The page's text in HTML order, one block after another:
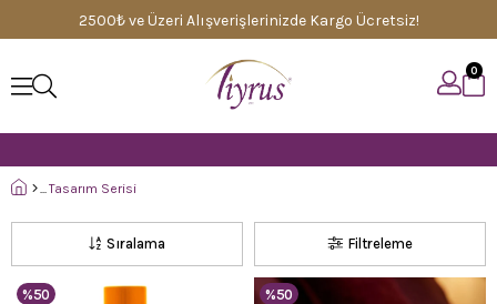
2500₺ ve Üzeri Alışverişlerinizde Kargo Ücretsiz!
0
Tasarım Serisi
Filtreleme
Sıralama
%50 %50